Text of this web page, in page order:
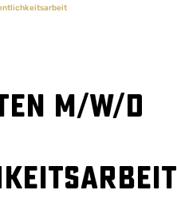
m/w/d